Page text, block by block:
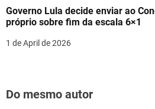
Governo Lula decide enviar ao
próprio sobre fim da escala 6×1
1 de April de 2026
Do mesmo autor